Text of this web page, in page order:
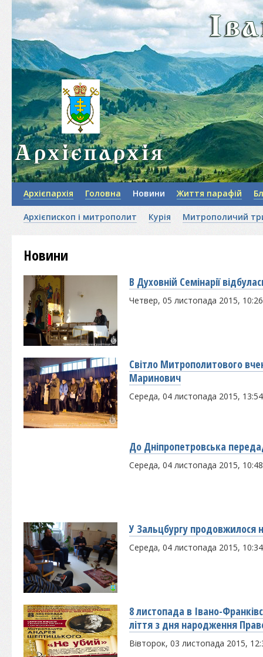
Архієпархія Головна Новини Життя парафій
Архієпископ і митрополит Курія Митрополичий
Новини
В Духовній Семінарії
Четвер, 05 листопада 2015, 10:26
Світло Митрополитового
Маринович
Середа, 04 листопада 2015, 13:54
До Дніпропетровська
Середа, 04 листопада 2015, 10:48
У Зальцбургу продовжилося
Середа, 04 листопада 2015, 10:34
8 листопада в Івано-
ліття з дня народження
Вівторок, 03 листопада 2015,